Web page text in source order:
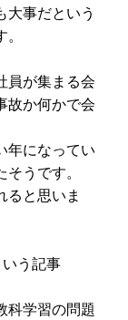
事だという
員が集まる会
故か何かで会
年になってい
うです。
と思いま
う記事
科学習の問題